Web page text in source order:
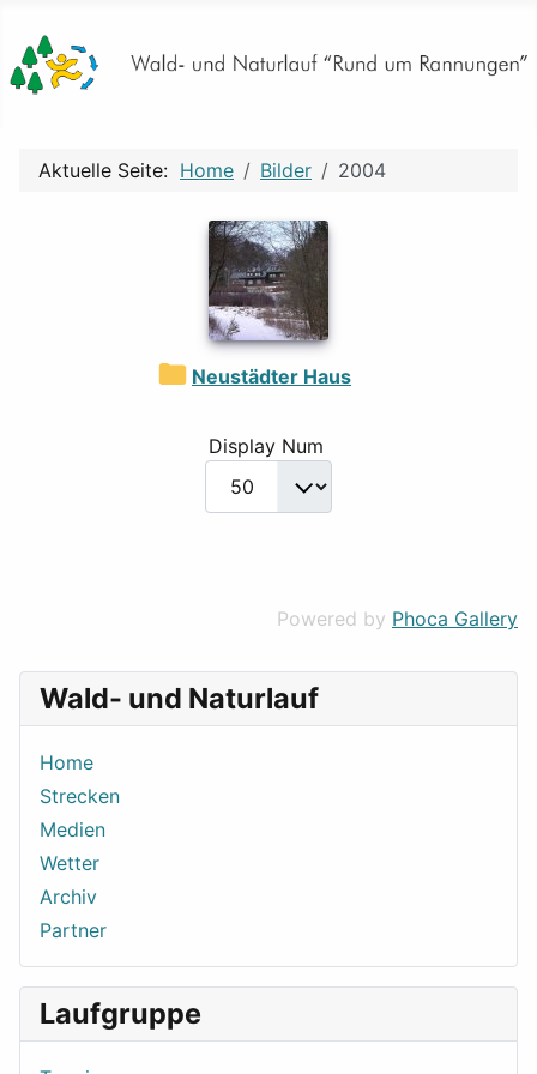
Wald- und Naturlauf
Home
Strecken
Medien
Wetter
Archiv
Partner
Laufgruppe
Aktuelle Seite: Home Bilder 2004
Neustädter Haus
Display Num
Powered by Phoca Gallery